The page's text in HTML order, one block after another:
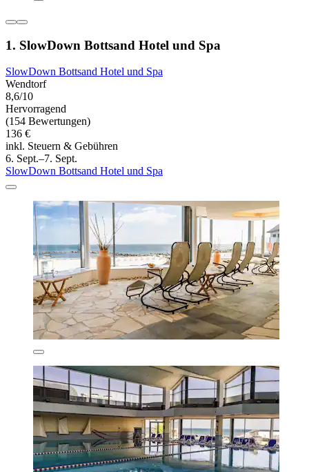
1. SlowDown Bottsand Hotel und Spa
SlowDown Bottsand Hotel und Spa
Wendtorf
8,6/10
Hervorragend
(154 Bewertungen)
136 €
inkl. Steuern & Gebühren
6. Sept.–7. Sept.
SlowDown Bottsand Hotel und Spa